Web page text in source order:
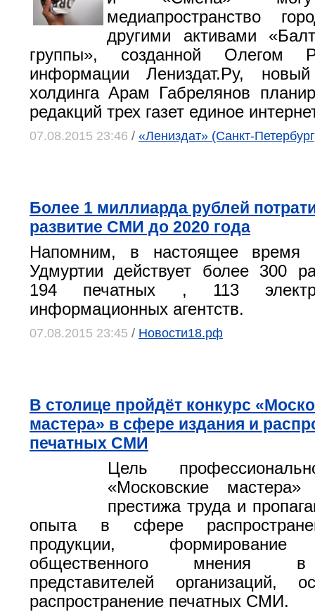
медиапространство
другими активами
группы», созданной Олегом
информации Лениздат.Ру,
холдинга Арам Габрелянов
редакций трех газет единое
07.08.2015 23:46 / «Лениздат» (Санкт-
Более 1 миллиарда рублей
развитие СМИ до 2020 года
Напомним, в настоящее время
Удмуртии действует более 300
194 печатных , 113
информационных агентств.
07.08.2015 23:45 / Новости18.рф
В столице пройдёт конкурс
мастера» в сфере издания и
печатных СМИ
Цель
«Московские
престижа труда и
опыта в сфере
продукции, формирование
общественного мнения
представителей организаций,
распространение печатных СМИ.